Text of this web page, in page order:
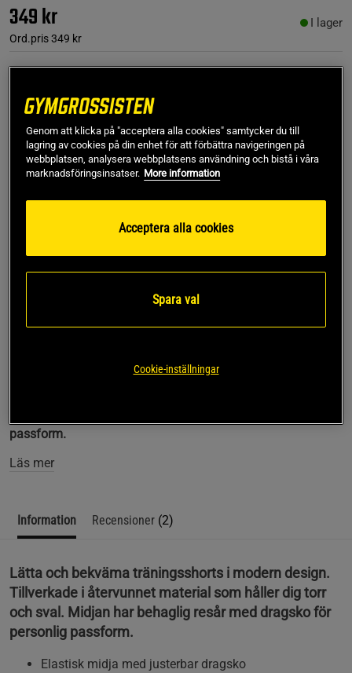
349 kr
Ord.pris349 kr
I lager
passform.
Läs mer
Information Recensioner (2)
Lätta och bekväma träningsshorts i modern design.
Tillverkade i återvunnet material som håller dig torr
och sval. Midjan har behaglig resår med dragsko för
personlig passform.
Elastisk midja med justerbar dragsko
Genom att klicka på "acceptera alla cookies" samtycker du till
lagring av cookies på din enhet för att förbättra navigeringen på
webbplatsen, analysera webbplatsens användning och bistå i våra
marknadsföringsinsatser. More information
Acceptera alla cookies
Spara val
Cookie-inställningar